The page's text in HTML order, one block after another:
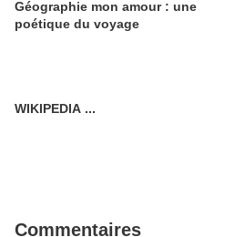
Géographie mon amour : une
poétique du voyage
WIKIPEDIA ...
Commentaires